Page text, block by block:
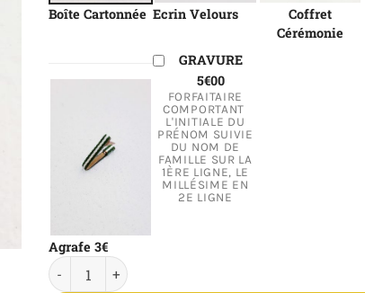
Boîte Cartonnée Ecrin Velours
Coffret
Cérémonie
Agrafe 3€
FORFAITAIRE
COMPORTANT
L'INITIALE DU
PRÉNOM SUIVIE
DU NOM DE
FAMILLE SUR LA
1ÈRE LIGNE, LE
MILLÉSIME EN
2E LIGNE
GRAVURE
5€00
quantité de Médaille Régionale, Départementale